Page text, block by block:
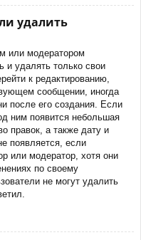
удалить
или модератором
и удалять только свои
к редактированию,
сообщении, иногда
после его создания. Если
ним появится небольшая
правок, а также дату и
появляется, если
или модератор, хотя они
по своему
не могут удалить